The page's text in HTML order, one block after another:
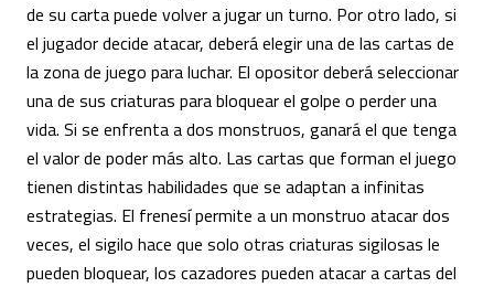
de su carta puede volver a jugar un turno. Por otro lado, si
el jugador decide atacar, deberá elegir una de las cartas de
la zona de juego para luchar. El opositor deberá seleccionar
una de sus criaturas para bloquear el golpe o perder una
vida. Si se enfrenta a dos monstruos, ganará el que tenga
el valor de poder más alto. Las cartas que forman el juego
tienen distintas habilidades que se adaptan a infinitas
estrategias. El frenesí permite a un monstruo atacar dos
veces, el sigilo hace que solo otras criaturas sigilosas le
pueden bloquear, los cazadores pueden atacar a cartas del